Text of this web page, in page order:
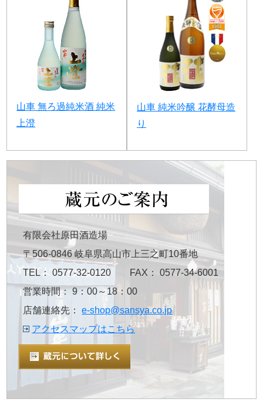
山車 無ろ過純米酒 純米
上澄
山車 純米吟醸 花酵母造
り
有限会社原田酒造場
〒506-0846 岐阜県高山市上三之町10番地
TEL： 0577-32-0120 FAX： 0577-34-6001
営業時間： 9：00～18：00
店舗連絡先：e-shop@sansya.co.jp
アクセスマップはこちら